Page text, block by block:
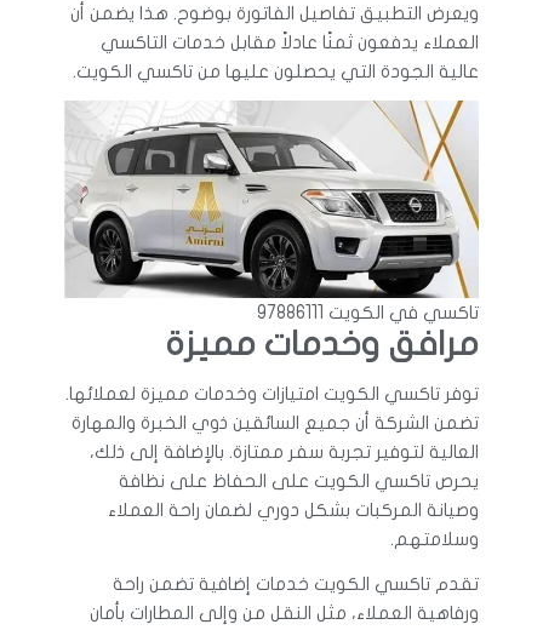
ويعرض التطبيق تفاصيل الفاتورة بوضوح. هذا يضمن أن
العملاء يدفعون ثمنًا عادلاً مقابل خدمات التاكسي
عالية الجودة التي يحصلون عليها من تاكسي الكويت.
تاكسي في الكويت 97886111
مرافق وخدمات مميزة
توفر تاكسي الكويت امتيازات وخدمات مميزة لعملائها.
تضمن الشركة أن جميع السائقين ذوي الخبرة والمهارة
العالية لتوفير تجربة سفر ممتازة. بالإضافة إلى ذلك،
يحرص تاكسي الكويت على الحفاظ على نظافة
وصيانة المركبات بشكل دوري لضمان راحة العملاء
وسلامتهم.
تقدم تاكسي الكويت خدمات إضافية تضمن راحة
ورفاهية العملاء، مثل النقل من وإلى المطارات بأمان